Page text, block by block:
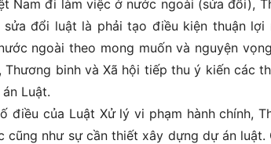
Nam đi làm việc ở nước ngoài (sửa đổi),
đổi luật là phải tạo điều kiện thuận lợi
ngoài theo mong muốn và nguyện
binh và Xã hội tiếp thu ý kiến các
Luật.
điều của Luật Xử lý vi phạm hành chính,
cũng như sự cần thiết xây dựng dự án luật.